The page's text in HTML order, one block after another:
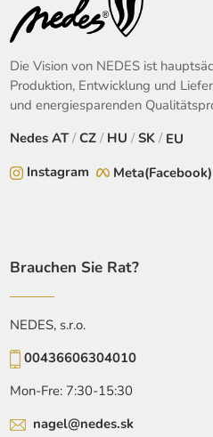
Die Vision von NEDES ist
Produktion, Entwicklung und
und energiesparenden
NedesAT / CZ / HU / SK / EU
Instagram
Meta(Facebook)
Brauchen Sie Rat?
NEDES, s.r.o.
00436606304010
Mon-Fre: 7:30-15:30
nagel@nedes.sk